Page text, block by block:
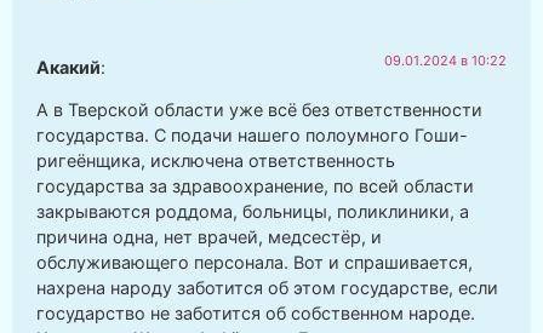
Акакий: 09.01.2024 в 10:22
А в Тверской области уже всё без ответственности
государства. С подачи нашего полоумного Гоши-
ригеёнщика, исключена ответственность
государства за здравоохранение, по всей области
закрываются роддома, больницы, поликлиники, а
причина одна, нет врачей, медсестёр, и
обслуживающего персонала. Вот и спрашивается,
нахрена народу заботится об этом государстве, если
государство не заботится об собственном народе.